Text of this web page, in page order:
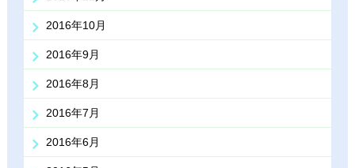
2016年10月
2016年9月
2016年8月
2016年7月
2016年6月